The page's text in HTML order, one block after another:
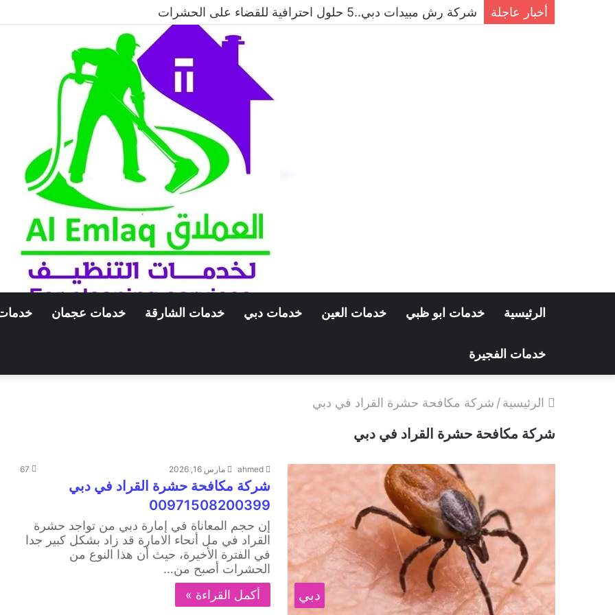
أخبار عاجلة شركة مكافحة الحمام في دبي..حلول احترافية لطرد الحمام وحماية المباني نهائيًا
الرئيسية خدمات ابو ظبي خدمات العين خدمات دبي خدمات الشارقة خدمات عجمان
خدمات الفجيرة
الرئيسية/ شركة مكافحة حشرة القراد في دبي
شركة مكافحة حشرة القراد في دبي
دبي
ahmed مارس 16, 2026 67
شركة مكافحة حشرة القراد في دبي
00971508200399
إن حجم المعاناة في إمارة دبي من تواجد حشرة
القراد في مل أنحاء الامارة قد زاد بشكل كبير جدا
في الفترة الأخيرة، حيث أن هذا النوع من
الحشرات أصبح من…
أكمل القراءة »